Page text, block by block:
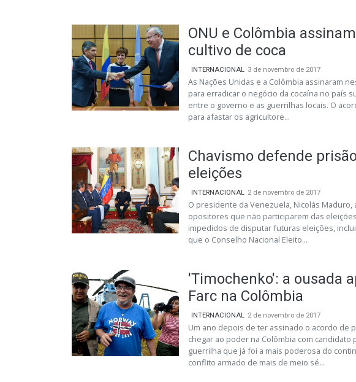
ONU e Colômbia
cultivo de coca
INTERNACIONAL 3 de novembro de 2017
As Nações Unidas e a Colômbia assinaram
para erradicar o negócio da cocaína no país
entre o governo e as guerrilhas locais. O
para afastar os agricultore...
Chavismo defende
eleições
INTERNACIONAL 2 de novembro de 2017
O presidente da Venezuela, Nicolás
opositores que não participarem das
impedidos de disputar futuras eleições,
que o Conselho Nacional Eleito...
'Timochenko': a ousada
Farc na Colômbia
INTERNACIONAL 2 de novembro de 2017
Um ano depois de ter assinado o acordo de
chegar ao poder na Colômbia com
guerrilha que já foi a mais poderosa do
conflito armado de mais de meio sé...